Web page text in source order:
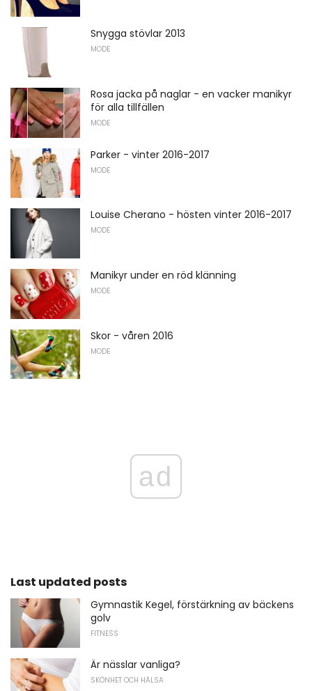
Snygga stövlar 2013
MODE
Rosa jacka på naglar - en vacker manikyr
för alla tillfällen
MODE
Parker - vinter 2016-2017
MODE
Louise Cherano - hösten vinter 2016-2017
MODE
Manikyr under en röd klänning
MODE
Skor - våren 2016
MODE
ad
Last updated posts
Gymnastik Kegel, förstärkning av bäckens
golv
FITNESS
Är nässlar vanliga?
SKÖNHET OCH HÄLSA